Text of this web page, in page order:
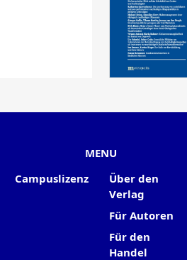
MENU
Campuslizenz
Über den
Verlag
Für Autoren
Für den
Handel